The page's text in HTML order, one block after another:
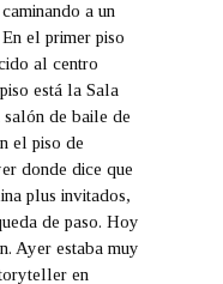
a un
el primer piso
al centro
está la Sala
salón de baile de
el piso de
donde dice que
plus invitados,
de paso. Hoy
Ayer estaba muy
en